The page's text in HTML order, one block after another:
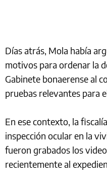
Días atrás, Mola había
motivos para ordenar la
Gabinete bonaerense al
pruebas relevantes para
En ese contexto, la
inspección ocular en la
fueron grabados los
recientemente al